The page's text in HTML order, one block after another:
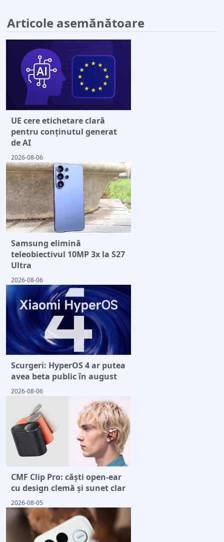
Articole asemănătoare
UE cere etichetare clară
pentru conținutul generat
de AI
2026-08-06
Samsung elimină
teleobiectivul 10MP 3x la S27
Ultra
2026-08-06
Scurgeri: HyperOS 4 ar putea
avea beta public în august
2026-08-06
CMF Clip Pro: căști open-ear
cu design clemă și sunet clar
2026-08-05